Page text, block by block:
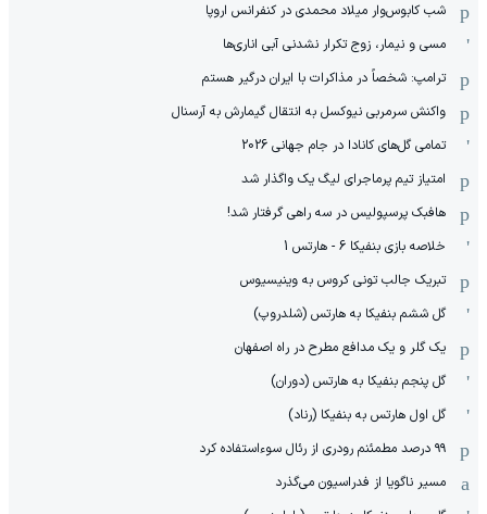
شب کابوس‌وار میلاد محمدی در کنفرانس اروپا
مسی و نیمار، زوج تکرار نشدنی آبی اناری‌ها
ترامپ: شخصاً در مذاکرات با ایران درگیر هستم
واکنش سرمربی نیوکسل به انتقال گیمارش به آرسنال
تمامی گل‌های کانادا در جام جهانی 2026
امتیاز تیم پرماجرای لیگ یک واگذار شد
هافبک پرسپولیس در سه راهی گرفتار شد!
خلاصه بازی بنفیکا 6 - هارتس 1
تبریک جالب تونی کروس به وینیسیوس
گل ششم بنفیکا به هارتس (شلدروپ)
یک گلر و یک مدافع مطرح در راه اصفهان
گل پنجم بنفیکا به هارتس (دوران)
گل اول هارتس به بنفیکا (رناد)
۹۹ درصد مطمئنم رودری از رئال سوءاستفاده کرد
مسیر ناگویا از فدراسیون می‌گذرد